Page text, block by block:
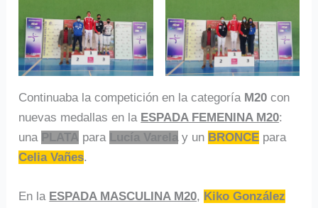
Continuaba la competición en la categoría M20 con
nuevas medallas en la ESPADA FEMENINA M20:
una PLATA para Lucía Varelay un BRONCE para
Celia Vañes.
En la ESPADA MASCULINA M20, Kiko González